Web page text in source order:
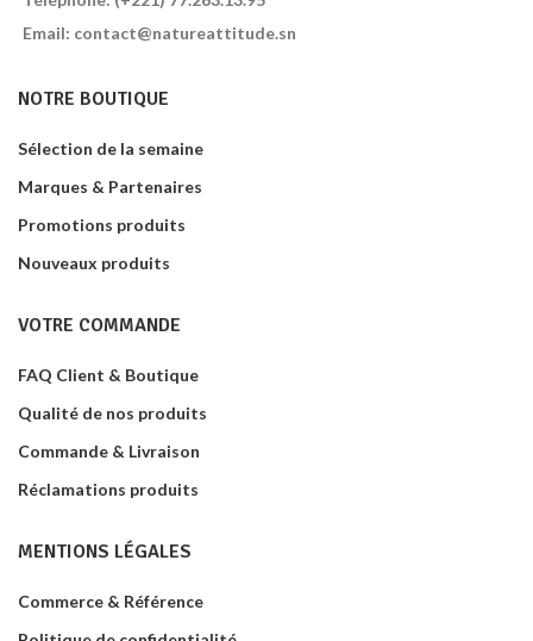
Email: contact@natureattitude.sn
NOTRE BOUTIQUE
Sélection de la semaine
Marques & Partenaires
Promotions produits
Nouveaux produits
VOTRE COMMANDE
FAQ Client & Boutique
Qualité de nos produits
Commande & Livraison
Réclamations produits
MENTIONS LÉGALES
Commerce & Référence